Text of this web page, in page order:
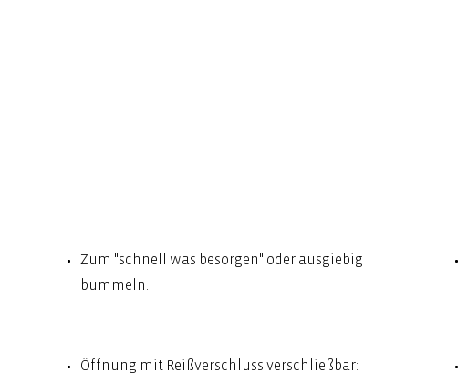
Zum "schnell was besorgen" oder ausgiebig
bummeln.
Öffnung mit Reißverschluss verschließbar: